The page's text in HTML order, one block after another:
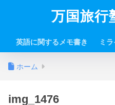
万国旅行
英語に関するメモ書き ミ
ホーム
img_1476